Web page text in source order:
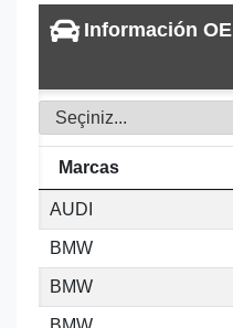
Información OE
Marcas
AUDI
BMW
BMW